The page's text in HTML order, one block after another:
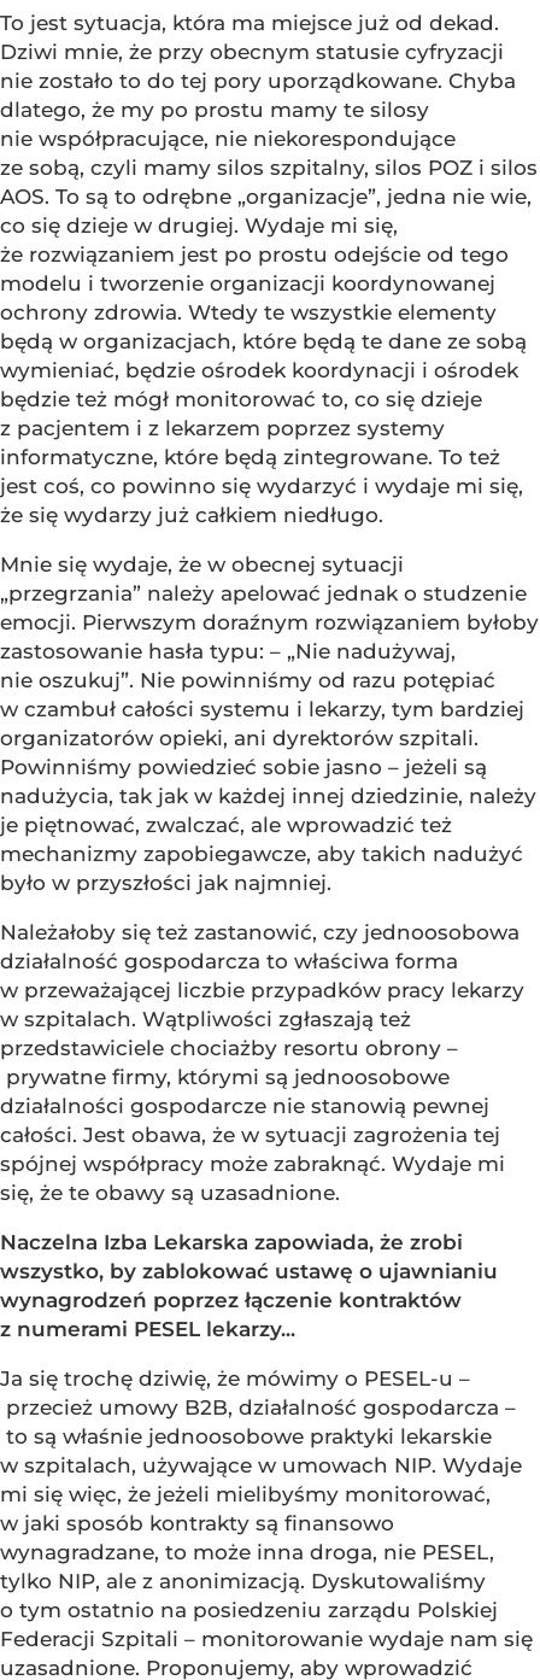
To jest sytuacja, która ma miejsce już od dekad.
Dziwi mnie, że przy obecnym statusie cyfryzacji
nie zostało to do tej pory uporządkowane. Chyba
dlatego, że my po prostu mamy te silosy
nie współpracujące, nie niekorespondujące
ze sobą, czyli mamy silos szpitalny, silos POZ i silos
AOS. To są to odrębne „organizacje”, jedna nie wie,
co się dzieje w drugiej. Wydaje mi się,
że rozwiązaniem jest po prostu odejście od tego
modelu i tworzenie organizacji koordynowanej
ochrony zdrowia. Wtedy te wszystkie elementy
będą w organizacjach, które będą te dane ze sobą
wymieniać, będzie ośrodek koordynacji i ośrodek
będzie też mógł monitorować to, co się dzieje
z pacjentem i z lekarzem poprzez systemy
informatyczne, które będą zintegrowane. To też
jest coś, co powinno się wydarzyć i wydaje mi się,
że się wydarzy już całkiem niedługo.
Mnie się wydaje, że w obecnej sytuacji
„przegrzania” należy apelować jednak o studzenie
emocji. Pierwszym doraźnym rozwiązaniem byłoby
zastosowanie hasła typu: – „Nie nadużywaj,
nie oszukuj”. Nie powinniśmy od razu potępiać
w czambuł całości systemu i lekarzy, tym bardziej
organizatorów opieki, ani dyrektorów szpitali.
Powinniśmy powiedzieć sobie jasno – jeżeli są
nadużycia, tak jak w każdej innej dziedzinie, należy
je piętnować, zwalczać, ale wprowadzić też
mechanizmy zapobiegawcze, aby takich nadużyć
było w przyszłości jak najmniej.
Należałoby się też zastanowić, czy jednoosobowa
działalność gospodarcza to właściwa forma
w przeważającej liczbie przypadków pracy lekarzy
w szpitalach. Wątpliwości zgłaszają też
przedstawiciele chociażby resortu obrony –
prywatne firmy, którymi są jednoosobowe
działalności gospodarcze nie stanowią pewnej
całości. Jest obawa, że w sytuacji zagrożenia tej
spójnej współpracy może zabraknąć. Wydaje mi
się, że te obawy są uzasadnione.
Naczelna Izba Lekarska zapowiada, że zrobi
wszystko, by zablokować ustawę o ujawnianiu
wynagrodzeń poprzez łączenie kontraktów
z numerami PESEL lekarzy...
Ja się trochę dziwię, że mówimy o PESEL-u –
przecież umowy B2B, działalność gospodarcza –
to są właśnie jednoosobowe praktyki lekarskie
w szpitalach, używające w umowach NIP. Wydaje
mi się więc, że jeżeli mielibyśmy monitorować,
w jaki sposób kontrakty są finansowo
wynagradzane, to może inna droga, nie PESEL,
tylko NIP, ale z anonimizacją. Dyskutowaliśmy
o tym ostatnio na posiedzeniu zarządu Polskiej
Federacji Szpitali – monitorowanie wydaje nam się
uzasadnione. Proponujemy, aby wprowadzić